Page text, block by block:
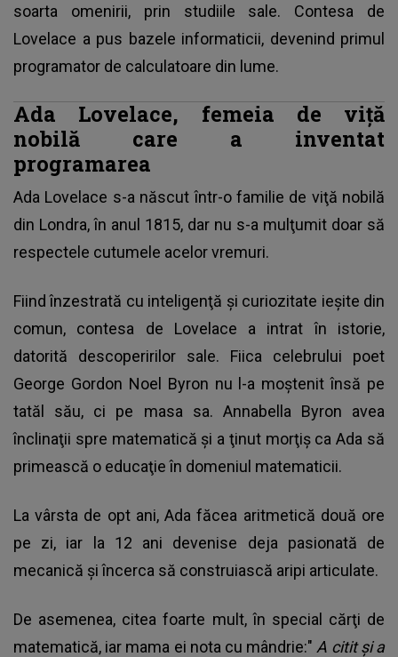
soarta omenirii, prin studiile sale. Contesa de
Lovelace a pus bazele informaticii, devenind primul
programator de calculatoare din lume.
Ada Lovelace, femeia de viţă
nobilă care a inventat
programarea
Ada Lovelace s-a născut într-o familie de viţă nobilă
din Londra, în anul 1815, dar nu s-a mulţumit doar să
respectele cutumele acelor vremuri.
Fiind înzestrată cu inteligenţă şi curiozitate ieşite din
comun, contesa de Lovelace a intrat în istorie,
datorită descoperirilor sale. Fiica celebrului poet
George Gordon Noel Byron nu l-a moştenit însă pe
tatăl său, ci pe masa sa. Annabella Byron avea
înclinaţii spre matematică şi a ţinut morţiş ca Ada să
primească o educaţie în domeniul matematicii.
La vârsta de opt ani, Ada făcea aritmetică două ore
pe zi, iar la 12 ani devenise deja pasionată de
mecanică şi încerca să construiască aripi articulate.
De asemenea, citea foarte mult, în special cărţi de
matematică, iar mama ei nota cu mândrie:" A citit și a